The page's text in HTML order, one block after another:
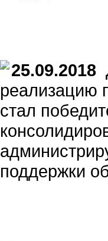
25.09.2018
реализацию
стал
поддержки